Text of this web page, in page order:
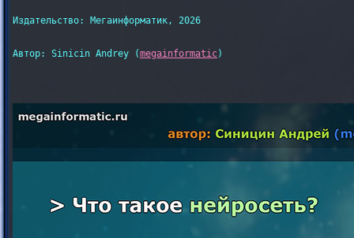
Издательство: Мегаинформатик, 2026
Автор: Sinicin Andrey (megainformatic)